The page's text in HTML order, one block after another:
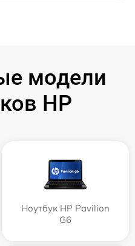
модели
HP
Ноутбук HP Pavilion
G6